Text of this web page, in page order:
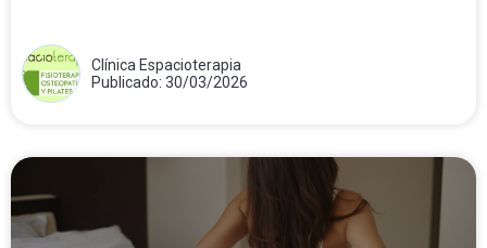
Clínica Espacioterapia
Publicado: 30/03/2026